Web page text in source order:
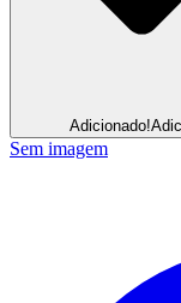
Adicionado!
Sem imagem